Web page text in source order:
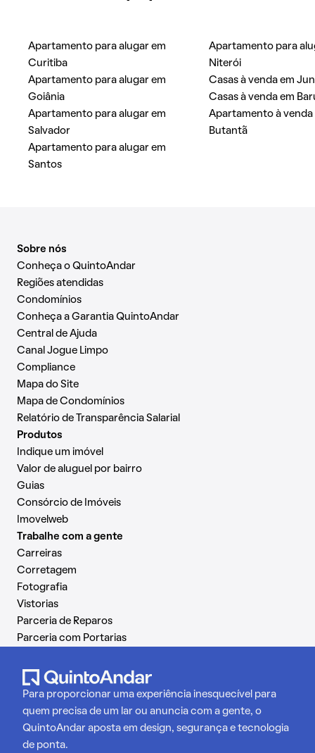
Apartamento para alugar em
Curitiba
Apartamento para alugar em
Goiânia
Apartamento para alugar em
Salvador
Apartamento para alugar em
Santos
Apartamento para
Niterói
Casas à venda em
Casas à venda em
Apartamento à venda
Butantã
Sobre nós
Conheça o QuintoAndar
Regiões atendidas
Condomínios
Conheça a Garantia QuintoAndar
Central de Ajuda
Canal Jogue Limpo
Compliance
Mapa do Site
Mapa de Condomínios
Relatório de Transparência Salarial
Produtos
Indique um imóvel
Valor de aluguel por bairro
Guias
Consórcio de Imóveis
Imovelweb
Trabalhe com a gente
Carreiras
Corretagem
Fotografia
Vistorias
Parceria de Reparos
Parceria com Portarias
Para proporcionar uma experiência inesquecível para
quem precisa de um lar ou anuncia com a gente, o
QuintoAndar aposta em design, segurança e tecnologia
de ponta.